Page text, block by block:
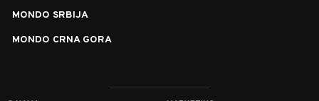
MONDO SRBIJA
MONDO CRNA GORA